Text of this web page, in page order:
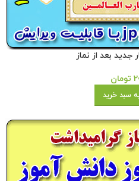
جدید بعد از نماز
تومان
سبد خرید